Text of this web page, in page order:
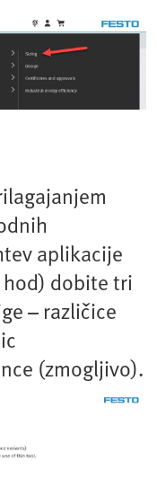
aplikacije
dobite tri
– različice
(zmogljivo).